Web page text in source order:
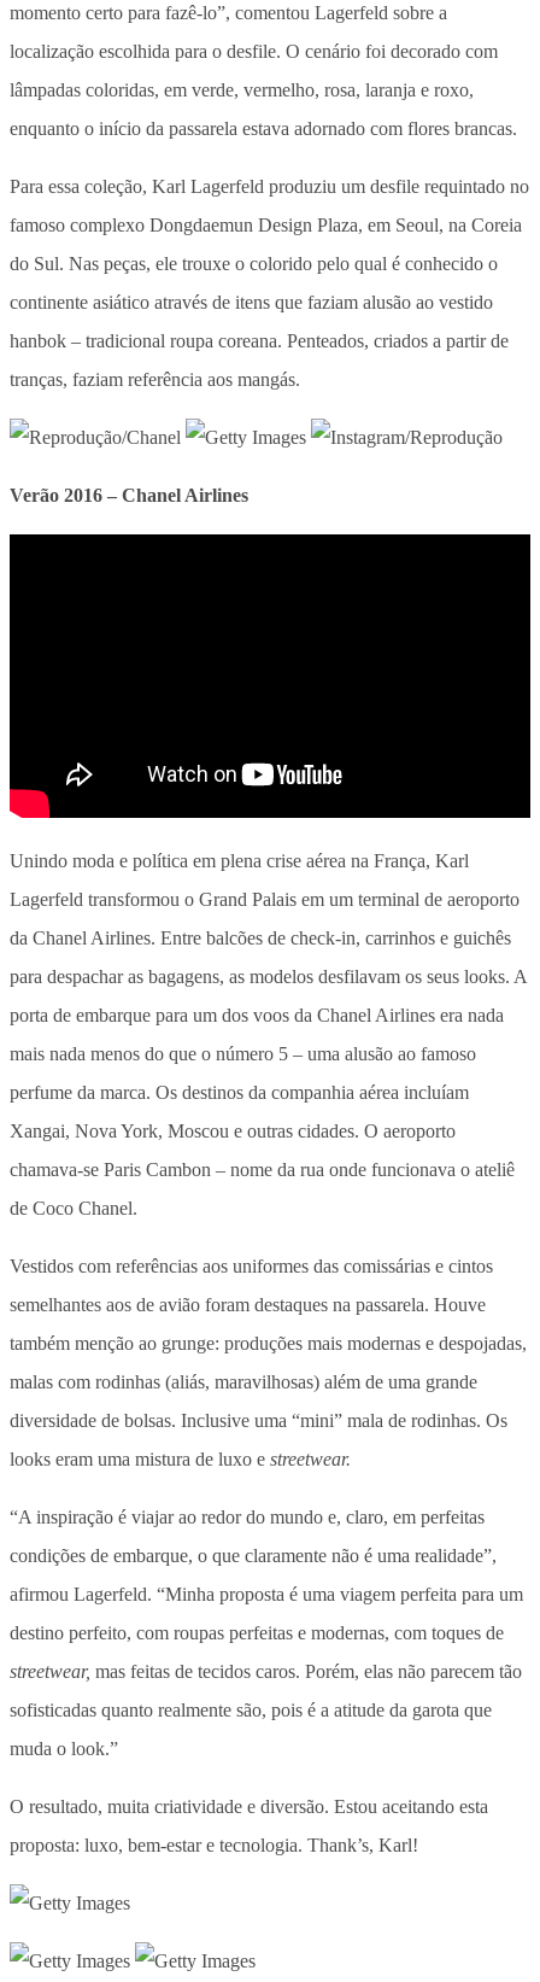
momento certo para fazê-lo”, comentou Lagerfeld sobre a
localização escolhida para o desfile. O cenário foi decorado com
lâmpadas coloridas, em verde, vermelho, rosa, laranja e roxo,
enquanto o início da passarela estava adornado com flores brancas.
Para essa coleção, Karl Lagerfeld produziu um desfile requintado no
famoso complexo Dongdaemun Design Plaza, em Seoul, na Coreia
do Sul. Nas peças, ele trouxe o colorido pelo qual é conhecido o
continente asiático através de itens que faziam alusão ao vestido
hanbok – tradicional roupa coreana. Penteados, criados a partir de
tranças, faziam referência aos mangás.
Verão 2016 – Chanel Airlines
Unindo moda e política em plena crise aérea na França, Karl
Lagerfeld transformou o Grand Palais em um terminal de aeroporto
da Chanel Airlines. Entre balcões de check-in, carrinhos e guichês
para despachar as bagagens, as modelos desfilavam os seus looks. A
porta de embarque para um dos voos da Chanel Airlines era nada
mais nada menos do que o número 5 – uma alusão ao famoso
perfume da marca. Os destinos da companhia aérea incluíam
Xangai, Nova York, Moscou e outras cidades. O aeroporto
chamava-se Paris Cambon – nome da rua onde funcionava o ateliê
de Coco Chanel.
Vestidos com referências aos uniformes das comissárias e cintos
semelhantes aos de avião foram destaques na passarela. Houve
também menção ao grunge: produções mais modernas e despojadas,
malas com rodinhas (aliás, maravilhosas) além de uma grande
diversidade de bolsas. Inclusive uma “mini” mala de rodinhas. Os
looks eram uma mistura de luxo e streetwear.
“A inspiração é viajar ao redor do mundo e, claro, em perfeitas
condições de embarque, o que claramente não é uma realidade”,
afirmou Lagerfeld. “Minha proposta é uma viagem perfeita para um
destino perfeito, com roupas perfeitas e modernas, com toques de
streetwear, mas feitas de tecidos caros. Porém, elas não parecem tão
sofisticadas quanto realmente são, pois é a atitude da garota que
muda o look.”
O resultado, muita criatividade e diversão. Estou aceitando esta
proposta: luxo, bem-estar e tecnologia. Thank’s, Karl!